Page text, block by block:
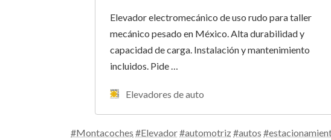
Elevador electromecánico de uso rudo para taller
mecánico pesado en México. Alta durabilidad y
capacidad de carga. Instalación y mantenimiento
incluidos. Pide …
Elevadores de auto
#Montacoches #Elevador#automotriz#autos